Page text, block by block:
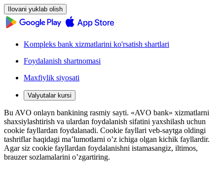
Ilovani yuklab olish
Kompleks bank xizmatlarini ko'rsatish shartlari
Foydalanish shartnomasi
Maxfiylik siyosati
Valyutalar kursi
Bu AVO onlayn bankining rasmiy sayti. «AVO bank» xizmatlarni
shaxsiylashtirish va ulardan foydalanish sifatini yaxshilash uchun
cookie fayllardan foydalanadi. Cookie fayllari veb-saytga oldingi
tashriflar haqidagi ma’lumotlarni o’z ichiga olgan kichik fayllardir.
Agar siz cookie fayllardan foydalanishni istamasangiz, iltimos,
brauzer sozlamalarini o’zgartiring.